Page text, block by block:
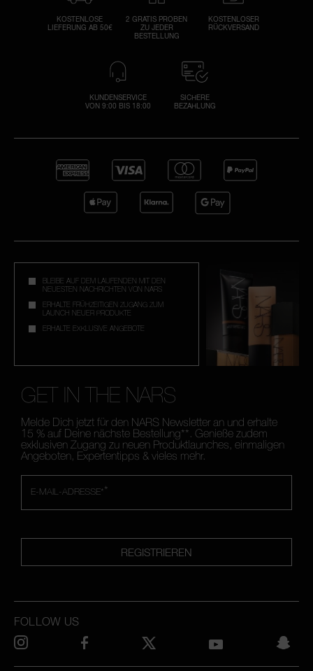
KOSTENLOSE
LIEFERUNG AB 50€
2 GRATIS PROBEN
ZU JEDER
BESTELLUNG
KOSTENLOSER
RÜCKVERSAND
KUNDENSERVICE
VON 9:00 BIS 18:00
SICHERE
BEZAHLUNG
BLEIBE AUF DEM LAUFENDEN MIT DEN
NEUESTEN NACHRICHTEN VON NARS
ERHALTE FRÜHZEITIGEN ZUGANG ZUM
LAUNCH NEUER PRODUKTE
ERHALTE EXKLUSIVE ANGEBOTE
GET IN THE NARS
Melde Dich jetzt für den NARS Newsletter an und erhalte
15 % auf Deine nächste Bestellung**. Genieße zudem
exklusiven Zugang zu neuen Produktlaunches, einmaligen
Angeboten, Expertentipps & vieles mehr.
*
E-MAIL-ADRESSE*
REGISTRIEREN
FOLLOW US